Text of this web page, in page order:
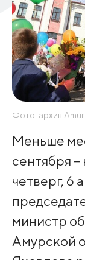
Фото: архив
Меньше
сентября –
четверг, 6
министр
Амурской